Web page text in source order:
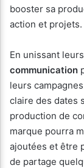
booster sa
action et projets.
En unissant
communication
leurs
claire des dates
production de
marque pourra
ajoutées et être
de partage